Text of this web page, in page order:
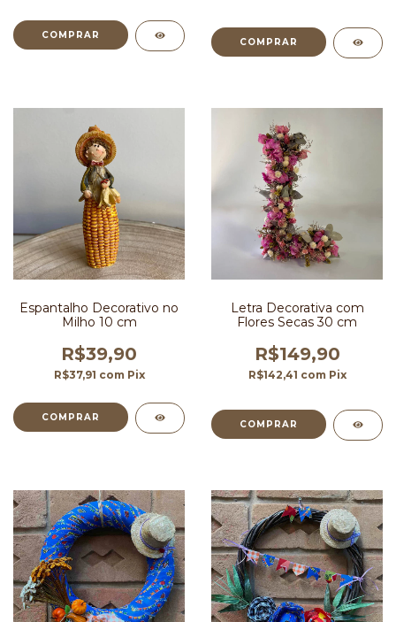
Espantalho Decorativo no
Milho 10 cm
R$39,90
R$37,91 com Pix
Letra Decorativa com
Flores Secas 30 cm
R$149,90
R$142,41 com Pix